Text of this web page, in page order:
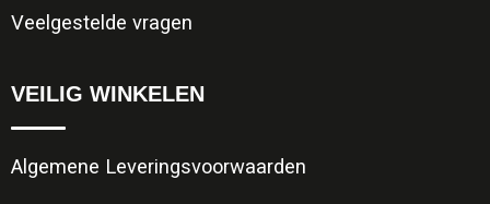
Veelgestelde vragen
VEILIG WINKELEN
Algemene Leveringsvoorwaarden